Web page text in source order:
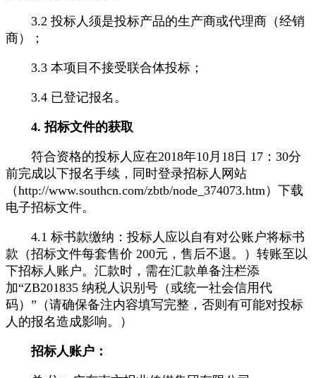
3.2 投标人须是投标产品的生产商或代理商（经销
商）；
3.3 本项目不接受联合体投标；
3.4 已登记报名。
4. 招标文件的获取
符合资格的投标人应在2018年10月18日 17：30分
前完成以下报名手续，同时登录招标人网站
（http://www.southcn.com/zbtb/node_374073.htm）下载
电子招标文件。
4.1 标书款缴纳：投标人应以自有对公账户将标书
款（招标文件每套售价 200元，售后不退。）转账至以
下招标人账户。汇款时，需在汇款单备注栏添
加“ZB201835 纳税人识别号（或统一社会信用代
码）”（请确保备注内容填写完整，否则有可能对投标
人的报名造成影响。）
招标人账户：